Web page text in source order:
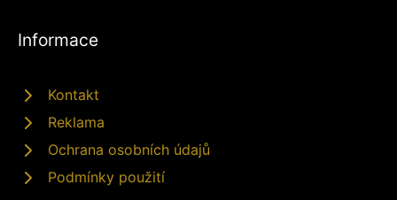
Informace
Kontakt
Reklama
Ochrana osobních údajů
Podmínky použití